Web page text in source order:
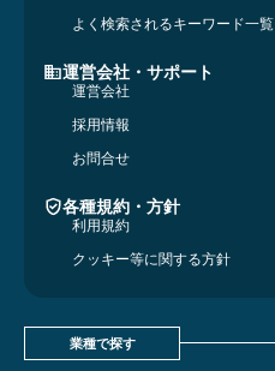
よく検索されるキーワード一覧
運営会社・サポート
運営会社
採用情報
お問合せ
各種規約・方針
利用規約
クッキー等に関する方針
業種で探す